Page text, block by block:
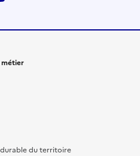
du territoire